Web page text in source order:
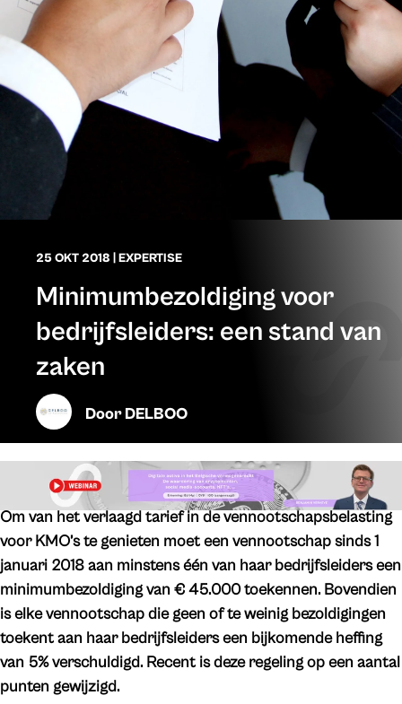
25 OKT 2018 |EXPERTISE
Minimumbezoldiging voor
bedrijfsleiders: een stand van
zaken
DoorDELBOO
Om van het verlaagd tarief in de vennootschapsbelasting
voor KMO’s te genieten moet een vennootschap sinds 1
januari 2018 aan minstens één van haar bedrijfsleiders een
minimumbezoldiging van € 45.000 toekennen. Bovendien
is elke vennootschap die geen of te weinig bezoldigingen
toekent aan haar bedrijfsleiders een bijkomende heffing
van 5% verschuldigd. Recent is deze regeling op een aantal
punten gewijzigd.